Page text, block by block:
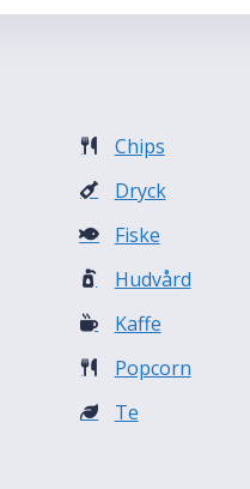
Chips
Dryck
Fiske
Hudvård
Kaffe
Popcorn
Te